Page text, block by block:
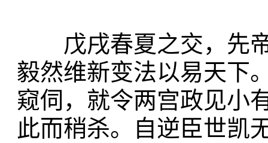
戊戌春夏之交，先帝
毅然维新变法以易天下
窥伺，就令两宫政见小
此而稍杀。自逆臣世凯